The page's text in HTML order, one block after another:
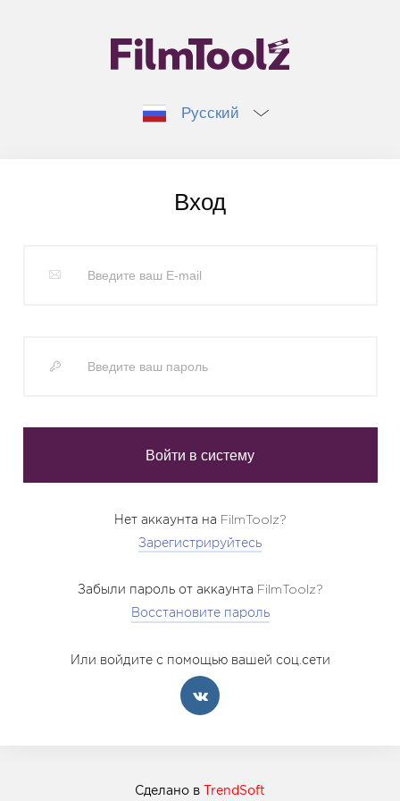
Русский
Вход
Нет аккаунта на FilmToolz?
Зарегистрируйтесь
Забыли пароль от аккаунта FilmToolz?
Восстановите пароль
Или войдите с помощью вашей соц.сети
Сделано в TrendSoft